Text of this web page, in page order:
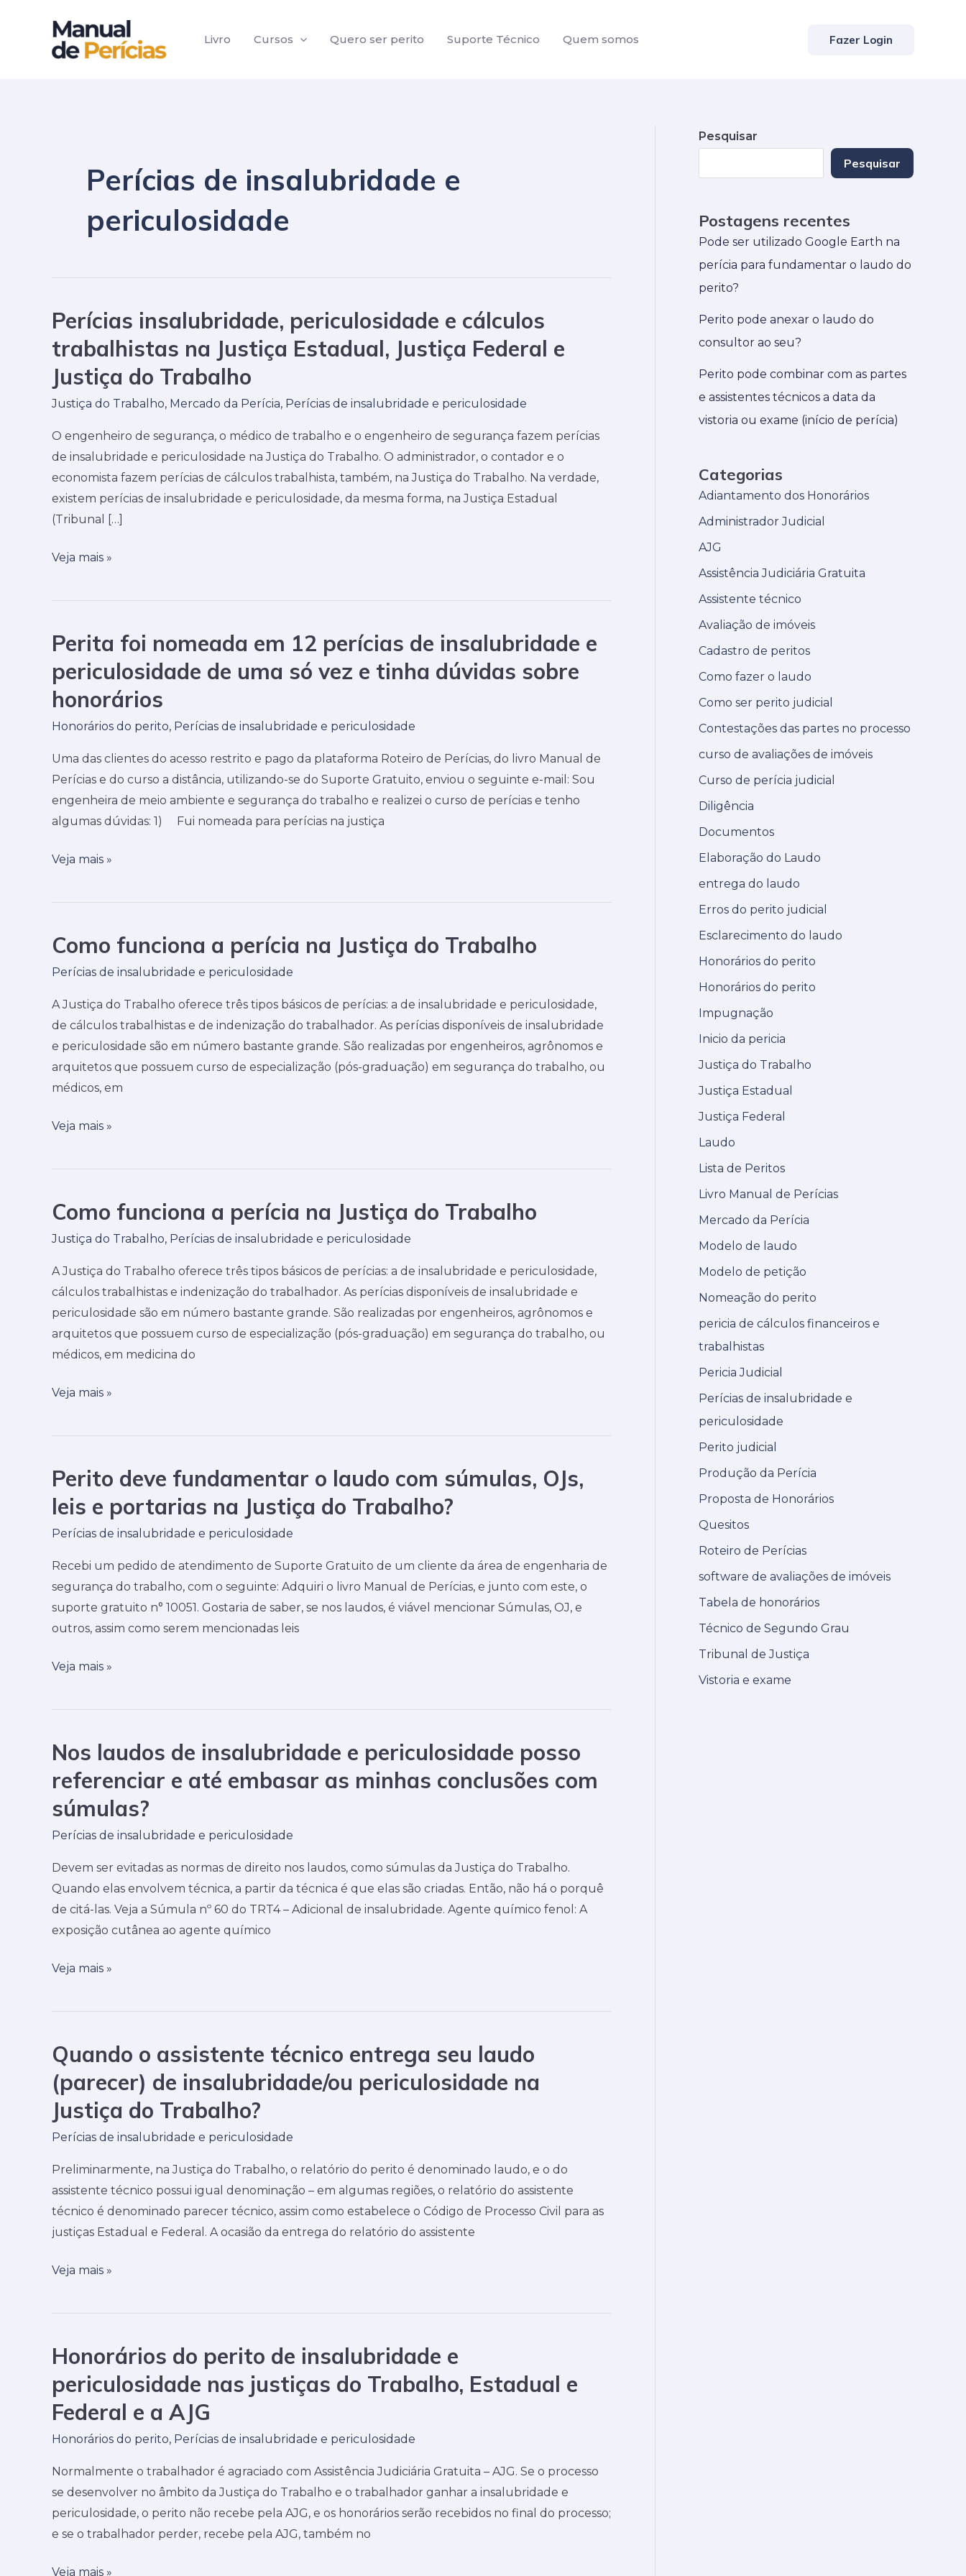
Livro Cursos Quero ser perito Suporte Técnico Quem somos Fazer Login
Perícias de insalubridade e
periculosidade
Perícias insalubridade, periculosidade e cálculos
trabalhistas na Justiça Estadual, Justiça Federal e
Justiça do Trabalho
Justiça do Trabalho, Mercado da Perícia, Perícias de insalubridade e periculosidade
O engenheiro de segurança, o médico de trabalho e o engenheiro de segurança fazem perícias
de insalubridade e periculosidade na Justiça do Trabalho. O administrador, o contador e o
economista fazem perícias de cálculos trabalhista, também, na Justiça do Trabalho. Na verdade,
existem perícias de insalubridade e periculosidade, da mesma forma, na Justiça Estadual
(Tribunal […]
Perícias
insalubridade,
periculosidade
cálculos
na
Justiça
Estadual,
Justiça
Federal
Justiça
Veja mais »
Perita foi nomeada em 12 perícias de insalubridade e
periculosidade de uma só vez e tinha dúvidas sobre
honorários
Honorários do perito, Perícias de insalubridade e periculosidade
Uma das clientes do acesso restrito e pago da plataforma Roteiro de Perícias, do livro Manual de
Perícias e do curso a distância, utilizando-se do Suporte Gratuito, enviou o seguinte e-mail: Sou
engenheira de meio ambiente e segurança do trabalho e realizei o curso de perícias e tenho
algumas dúvidas: 1) Fui nomeada para perícias na justiça
Perita
nomeada
em
12
de
insalubridade
e
periculosidade
uma
tinha
dúvidas
honorários
Veja mais »
Como funciona a perícia na Justiça do Trabalho
Perícias de insalubridade e periculosidade
A Justiça do Trabalho oferece três tipos básicos de perícias: a de insalubridade e periculosidade,
de cálculos trabalhistas e de indenização do trabalhador. As perícias disponíveis de insalubridade
e periculosidade são em número bastante grande. São realizadas por engenheiros, agrônomos e
arquitetos que possuem curso de especialização (pós-graduação) em segurança do trabalho, ou
médicos, em
Como
perícia
na
Justiça
do
Trabalho
Veja mais »
Como funciona a perícia na Justiça do Trabalho
Justiça do Trabalho, Perícias de insalubridade e periculosidade
A Justiça do Trabalho oferece três tipos básicos de perícias: a de insalubridade e periculosidade,
cálculos trabalhistas e indenização do trabalhador. As perícias disponíveis de insalubridade e
periculosidade são em número bastante grande. São realizadas por engenheiros, agrônomos e
arquitetos que possuem curso de especialização (pós-graduação) em segurança do trabalho, ou
médicos, em medicina do
Como
perícia
na
Justiça
do
Trabalho
Veja mais »
Perito deve fundamentar o laudo com súmulas, OJs,
leis e portarias na Justiça do Trabalho?
Perícias de insalubridade e periculosidade
Recebi um pedido de atendimento de Suporte Gratuito de um cliente da área de engenharia de
segurança do trabalho, com o seguinte: Adquiri o livro Manual de Perícias, e junto com este, o
suporte gratuito n° 10051. Gostaria de saber, se nos laudos, é viável mencionar Súmulas, OJ, e
outros, assim como serem mencionadas leis
Perito
deve
fundamentar
o
laudo
e
do
Veja mais »
Nos laudos de insalubridade e periculosidade posso
referenciar e até embasar as minhas conclusões com
súmulas?
Perícias de insalubridade e periculosidade
Devem ser evitadas as normas de direito nos laudos, como súmulas da Justiça do Trabalho.
Quando elas envolvem técnica, a partir da técnica é que elas são criadas. Então, não há o porquê
de citá-las. Veja a Súmula nº 60 do TRT4 – Adicional de insalubridade. Agente químico fenol: A
exposição cutânea ao agente químico
Nos
laudos
de
insalubridade
e
posso
referenciar
e
até
súmulas?
Veja mais »
Quando o assistente técnico entrega seu laudo
(parecer) de insalubridade/ou periculosidade na
Justiça do Trabalho?
Perícias de insalubridade e periculosidade
Preliminarmente, na Justiça do Trabalho, o relatório do perito é denominado laudo, e o do
assistente técnico possui igual denominação – em algumas regiões, o relatório do assistente
técnico é denominado parecer técnico, assim como estabelece o Código de Processo Civil para as
justiças Estadual e Federal. A ocasião da entrega do relatório do assistente
Quando
o
assistente
técnico
entrega
laudo
(parecer)
de
insalubridade/ou
Veja mais »
Honorários do perito de insalubridade e
periculosidade nas justiças do Trabalho, Estadual e
Federal e a AJG
Honorários do perito, Perícias de insalubridade e periculosidade
Normalmente o trabalhador é agraciado com Assistência Judiciária Gratuita – AJG. Se o processo
se desenvolver no âmbito da Justiça do Trabalho e o trabalhador ganhar a insalubridade e
periculosidade, o perito não recebe pela AJG, e os honorários serão recebidos no final do processo;
e se o trabalhador perder, recebe pela AJG, também no
Honorários
perito
de
insalubridade
periculosidade
nas
justiças
do
Veja mais »
Pesquisar
Pesquisar
Postagens recentes
Pode ser utilizado Google Earth na
perícia para fundamentar o laudo do
perito?
Perito pode anexar o laudo do
consultor ao seu?
Perito pode combinar com as partes
e assistentes técnicos a data da
vistoria ou exame (início de perícia)
Categorias
Adiantamento dos Honorários
Administrador Judicial
AJG
Assistência Judiciária Gratuita
Assistente técnico
Avaliação de imóveis
Cadastro de peritos
Como fazer o laudo
Como ser perito judicial
Contestações das partes no processo
curso de avaliações de imóveis
Curso de perícia judicial
Diligência
Documentos
Elaboração do Laudo
entrega do laudo
Erros do perito judicial
Esclarecimento do laudo
Honorários do perito
Honorários do perito
Impugnação
Inicio da pericia
Justiça do Trabalho
Justiça Estadual
Justiça Federal
Laudo
Lista de Peritos
Livro Manual de Perícias
Mercado da Perícia
Modelo de laudo
Modelo de petição
Nomeação do perito
pericia de cálculos financeiros e
trabalhistas
Pericia Judicial
Perícias de insalubridade e
periculosidade
Perito judicial
Produção da Perícia
Proposta de Honorários
Quesitos
Roteiro de Perícias
software de avaliações de imóveis
Tabela de honorários
Técnico de Segundo Grau
Tribunal de Justiça
Vistoria e exame